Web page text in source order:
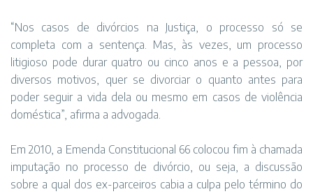
“Nos casos de divórcios na Justiça, o processo só se
completa com a sentença. Mas, às vezes, um processo
litigioso pode durar quatro ou cinco anos e a pessoa, por
diversos motivos, quer se divorciar o quanto antes para
poder seguir a vida dela ou mesmo em casos de violência
doméstica”, afirma a advogada.
Em 2010, a Emenda Constitucional 66 colocou fim à chamada
imputação no processo de divórcio, ou seja, a discussão
sobre a qual dos ex-parceiros cabia a culpa pelo término do